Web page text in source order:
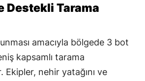
Destekli Tarama
amacıyla bölgede 3 bot
kapsamlı tarama
nehir yatağını ve